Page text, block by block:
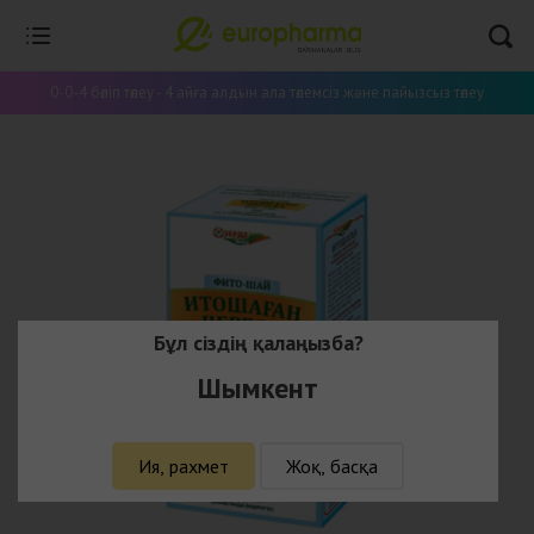
0-0-4 бөліп төлеу - 4 айға алдын ала төлемсіз және пайызсыз төлеу
Бұл сіздің қалаңызба?
Шымкент
Ия, рахмет Жоқ, басқа